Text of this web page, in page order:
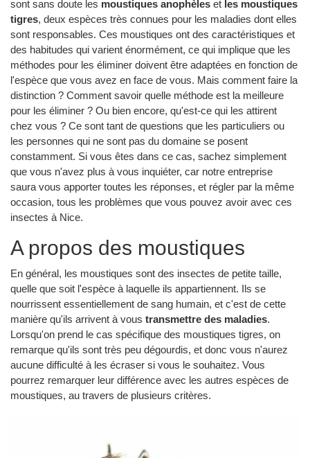
sont sans doute les moustiques anophèles et les moustiques
tigres, deux espèces très connues pour les maladies dont elles
sont responsables. Ces moustiques ont des caractéristiques et
des habitudes qui varient énormément, ce qui implique que les
méthodes pour les éliminer doivent être adaptées en fonction de
l'espèce que vous avez en face de vous. Mais comment faire la
distinction ? Comment savoir quelle méthode est la meilleure
pour les éliminer ? Ou bien encore, qu'est-ce qui les attirent
chez vous ? Ce sont tant de questions que les particuliers ou
les personnes qui ne sont pas du domaine se posent
constamment. Si vous êtes dans ce cas, sachez simplement
que vous n'avez plus à vous inquiéter, car notre entreprise
saura vous apporter toutes les réponses, et régler par la même
occasion, tous les problèmes que vous pouvez avoir avec ces
insectes à Nice.
A propos des moustiques
En général, les moustiques sont des insectes de petite taille,
quelle que soit l'espèce à laquelle ils appartiennent. Ils se
nourrissent essentiellement de sang humain, et c'est de cette
manière qu'ils arrivent à vous transmettre des maladies.
Lorsqu'on prend le cas spécifique des moustiques tigres, on
remarque qu'ils sont très peu dégourdis, et donc vous n'aurez
aucune difficulté à les écraser si vous le souhaitez. Vous
pourrez remarquer leur différence avec les autres espèces de
moustiques, au travers de plusieurs critères.